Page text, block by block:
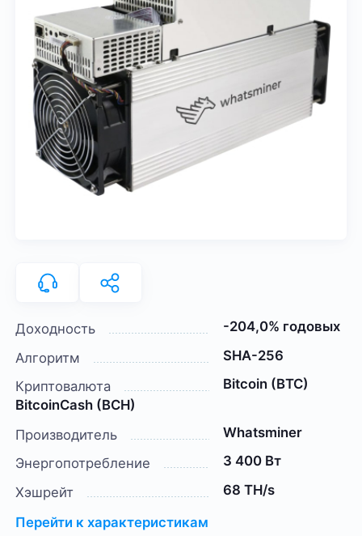
Доходность
-204,0% годовых
Алгоритм
SHA-256
Криптовалюта
Bitcoin (BTC)
BitcoinCash (BCH)
Производитель
Whatsminer
Энергопотребление
3 400 Вт
Хэшрейт
68 TH/s
Перейти к характеристикам